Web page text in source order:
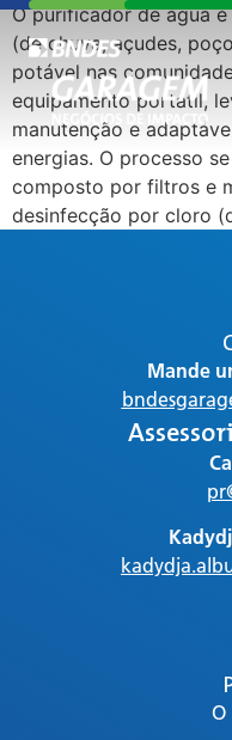
O purificador de água
(de chuva, açudes,
potável nas
equipamento portátil,
manutenção e
energias. O processo
composto por filtros e
desinfecção por cloro
O
Mande